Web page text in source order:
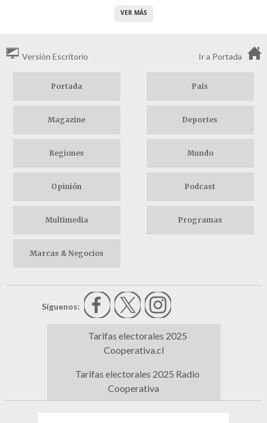
VER MÁS
Versión Escritorio Ir a Portada
Portada País
Magazine Deportes
Regiones Mundo
Opinión Podcast
Multimedia Programas
Marcas & Negocios
Síguenos:
Tarifas electorales 2025
Cooperativa.cl
Tarifas electorales 2025 Radio
Cooperativa